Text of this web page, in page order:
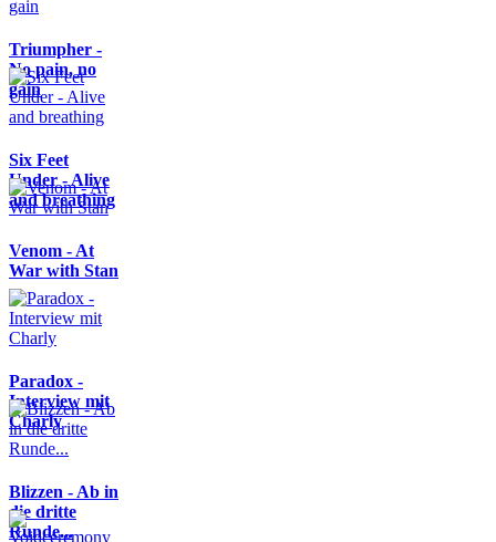
Triumpher -
No pain, no
gain
Six Feet
Under - Alive
and breathing
Venom - At
War with Stan
Paradox -
Interview mit
Charly
Blizzen - Ab in
die dritte
Runde...